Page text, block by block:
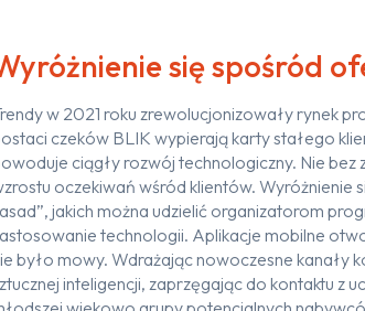
się spośród
w 2021 roku zrewolucjonizowały rynek
czeków BLIK wypierają karty stałego
ciągły rozwój technologiczny. Nie bez
oczekiwań wśród klientów. Wyróżnienie
jakich można udzielić organizatorom
technologii. Aplikacje mobilne
było mowy. Wdrażając nowoczesne kanały
inteligencji, zaprzęgając do kontaktu z